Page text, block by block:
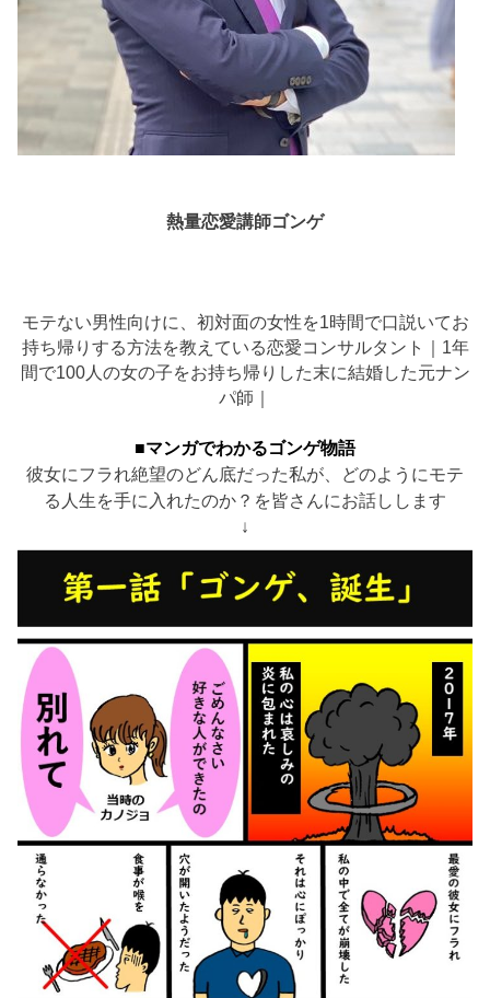
熱量恋愛講師ゴンゲ
モテない男性向けに、初対面の女性を1時間で口説いてお
持ち帰りする方法を教えている恋愛コンサルタント｜1年
間で100人の女の子をお持ち帰りした末に結婚した元ナン
パ師｜
■マンガでわかるゴンゲ物語
彼女にフラれ絶望のどん底だった私が、どのようにモテ
る人生を手に入れたのか？を皆さんにお話しします
↓